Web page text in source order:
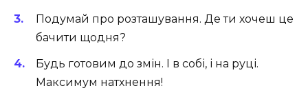
Подумай про розташування. Де ти хочеш це
бачити щодня?
Будь готовим до змін. І в собі, і на руці.
Максимум натхнення!